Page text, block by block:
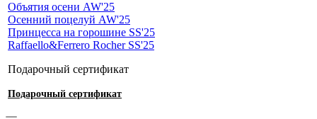
Объятия осени AW'25
Осенний поцелуй AW'25
Принцесса на горошине SS'25
Raffaello&Ferrero Rocher SS'25
Подарочный сертификат
Подарочный сертификат